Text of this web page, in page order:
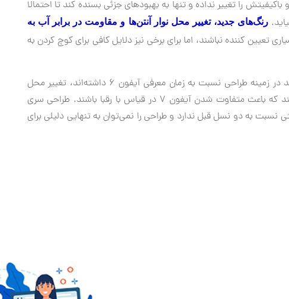
را تغییر نداده و تنها به بهبودهای جزئی بسنده کند تا احتمالا
رنگ‌های جدید، تغییر محل نوار آنتن‌ها و مقاومت در برابر آب به
تعیین کننده نباشند، اما برای برخی نیز دلایل کافی برای کوچ کردن به
با این همه با پیشرفت‌هایی که گوشی‌های هوشمند در زمینه طراحی نسبت به زمان معرفی آیفون 6 داشته‌اند، تغییر محل
آنتن و ملایم کردن برآمدگی دوربین تغییراتی نیستند که باعث متفاوت شدن آیفون 7 در قیاس با رقبا باشند. طراحی سری
به دو نسل قبل ندارد و طراحی را نمی‌توان به تنهایی دلیلی برای